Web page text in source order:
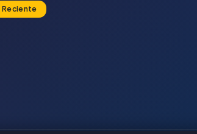
Reciente